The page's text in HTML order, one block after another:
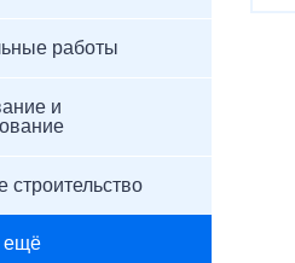
работы
и
строительство
ещё